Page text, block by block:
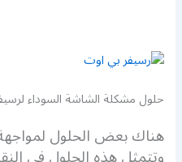
حلول مشكلة الشاشة السوداء
هناك بعض الحلول